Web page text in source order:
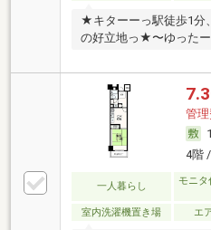
★キターーっ駅徒歩1分
の好立地っ★〜ゆった
管理
4階
一人暮らし
モニタ
室内洗濯機置き場 エ